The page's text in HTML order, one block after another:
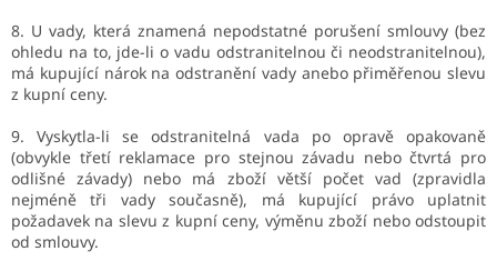
8. U vady, která znamená nepodstatné porušení smlouvy (bez
ohledu na to, jde-li o vadu odstranitelnou či neodstranitelnou),
má kupující nárok na odstranění vady anebo přiměřenou slevu
z kupní ceny.
9. Vyskytla-li se odstranitelná vada po opravě opakovaně
(obvykle třetí reklamace pro stejnou závadu nebo čtvrtá pro
odlišné závady) nebo má zboží větší počet vad (zpravidla
nejméně tři vady současně), má kupující právo uplatnit
požadavek na slevu z kupní ceny, výměnu zboží nebo odstoupit
od smlouvy.